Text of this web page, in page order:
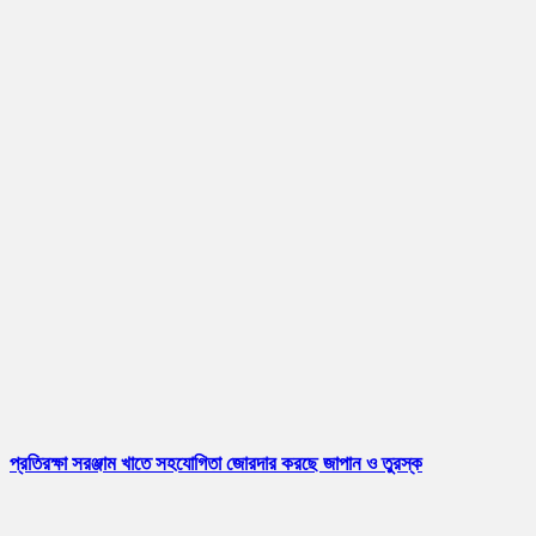
প্রতিরক্ষা সরঞ্জাম খাতে সহযোগিতা জোরদার করছে জাপান ও তুরস্ক